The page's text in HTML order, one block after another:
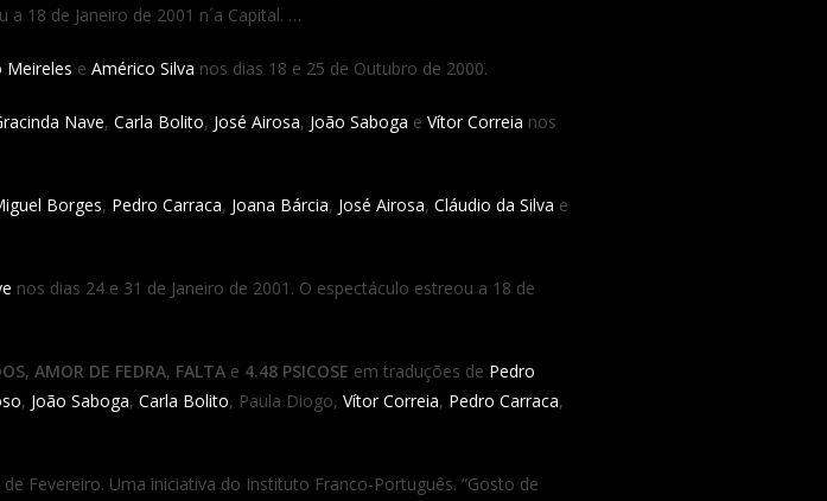
18 de Janeiro de 2001 n´a Capital. …
Meireles e Américo Silva nos dias 18 e 25 de Outubro de 2000.
Nave, Carla Bolito, José Airosa, João Saboga e Vítor Correia nos
Borges, Pedro Carraca, Joana Bárcia, José Airosa, Cláudio da Silva e
nos dias 24 e 31 de Janeiro de 2001. O espectáculo estreou a 18 de
, AMOR DE FEDRA, FALTA e 4.48 PSICOSE em traduções de Pedro
, João Saboga, Carla Bolito, Paula Diogo, Vítor Correia, Pedro Carraca,
Fevereiro. Uma iniciativa do Instituto Franco-Português. “Gosto de